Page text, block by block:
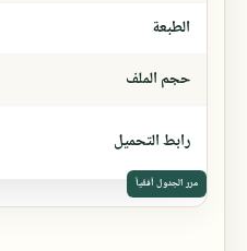
الطبعة
حجم الملف
رابط التحميل